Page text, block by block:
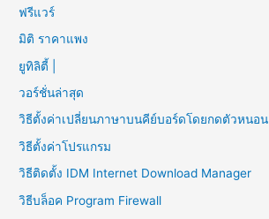
ฟรีแวร์
มิติ ราคาแพง
ยูทิลิตี้ |
วอร์ชั่นล่าสุด
วิธีตั้งค่าเปลี่ยนภาษาบนคีย์บอร์ดโดยกดตัวหนอน
วิธีตั้งค่าโปรแกรม
วิธีติดตั้ง IDM Internet Download Manager
วิธีบล็อค Program Firewall